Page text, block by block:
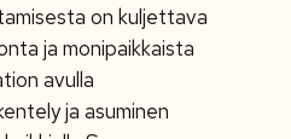
on kuljettava
ja monipaikkaista
avulla
ja asuminen